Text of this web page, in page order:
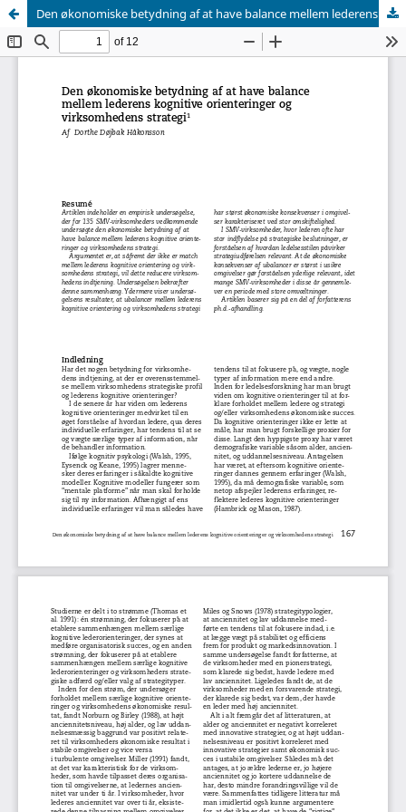
Den økonomiske betydning af at have balance mellem lederens kognitive orienteringer og virksomhedens strategi